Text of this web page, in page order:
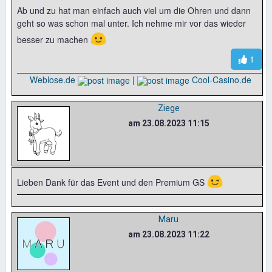
Ab und zu hat man einfach auch viel um die Ohren und dann
geht so was schon mal unter. Ich nehme mir vor das wieder
besser zu machen 🙂
1
Weblose.de
| Cool-Casino.de
Ziege
am 23.08.2023 11:15
Lieben Dank für das Event und den Premium GS 😉
Maru
am 23.08.2023 11:22